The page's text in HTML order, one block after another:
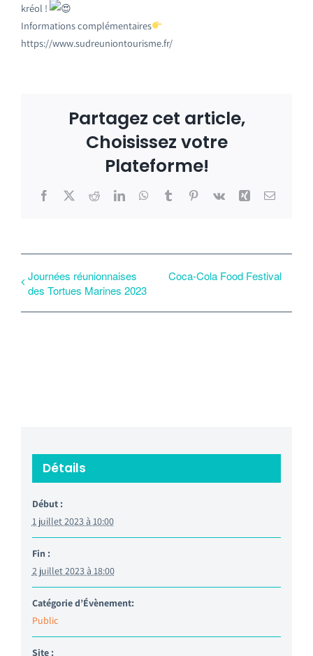
kréol !
Informations complémentaires
https://www.sudreuniontourisme.fr/
Partagez cet article,
Choisissez votre
Plateforme!
Facebook
X RedditLinkedInWhatsApp
TumblrPinterest
Vk Xing Email
Journées réunionnaises
des Tortues Marines 2023
Coca-Cola Food Festival
Détails
Début :
1 juillet 2023 à 10:00
Fin :
2 juillet 2023 à 18:00
Catégorie d’Évènement:
Public
Site :